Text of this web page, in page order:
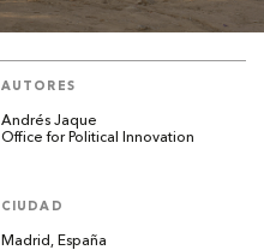
AUTORES
Andrés Jaque
Office for Political Innovation
CIUDAD
Madrid, España